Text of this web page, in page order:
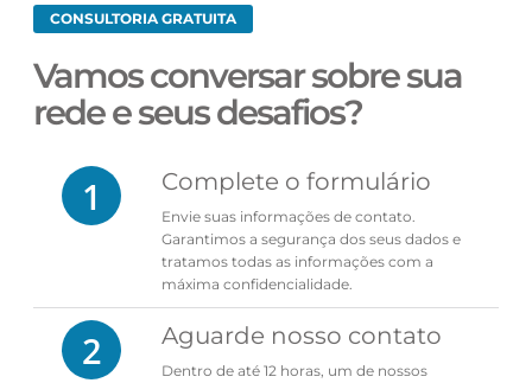
CONSULTORIA GRATUITA
Vamos conversar sobre sua
rede e seus desafios?
1 Complete o formulário
Envie suas informações de contato.
Garantimos a segurança dos seus dados e
tratamos todas as informações com a
máxima confidencialidade.
2 Aguarde nosso contato
Dentro de até 12 horas, um de nossos